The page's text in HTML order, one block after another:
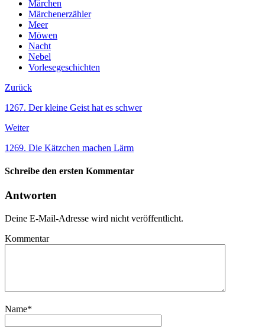
Märchen
Märchenerzähler
Meer
Möwen
Nacht
Nebel
Vorlesegeschichten
Zurück
1267. Der kleine Geist hat es schwer
Weiter
1269. Die Kätzchen machen Lärm
Schreibe den ersten Kommentar
Antworten
Deine E-Mail-Adresse wird nicht veröffentlicht.
Kommentar
Name*